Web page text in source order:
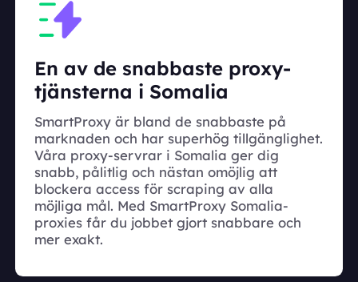
En av de snabbaste proxy-
tjänsterna i Somalia
SmartProxy är bland de snabbaste på
marknaden och har superhög tillgänglighet.
Våra proxy-servrar i Somalia ger dig
snabb, pålitlig och nästan omöjlig att
blockera access för scraping av alla
möjliga mål. Med SmartProxy Somalia-
proxies får du jobbet gjort snabbare och
mer exakt.